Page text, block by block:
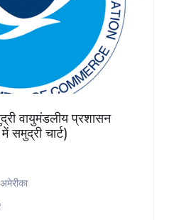
वायुमंडलीय प्रशासन
समुद्री चार्ट)
अमेरीका